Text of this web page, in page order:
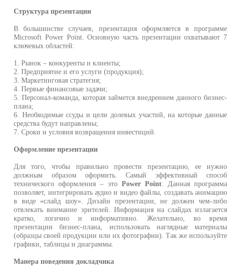
Структура презентации
В большинстве случаев, презентация оформляется в программе
Microsoft Power Point. Основную часть презентации охватывают 7
ключевых областей:
1. Рынок – конкуренты и клиенты;
2. Предприятие и его услуги (продукция);
3. Маркетинговая стратегия;
4. Первые финансовые задачи;
5. Персонал-команда, которая займется внедрением данного бизнес-
плана;
6. Необходимые ссуды и цели долевых участий, на которые данные
средства будут направлены;
7. Сроки и условия возвращения инвестиций.
Оформление презентации
Для того, чтобы правильно провести презентацию, ее нужно
должным образом оформить. Самый эффективный способ
технического оформления – это Power Point. Данная программа
позволяет, интегрировать аудио и видео файлы, создавать анимацию
в виде «слайд шоу». Дизайн презентации, не должен чем-либо
отвлекать внимание зрителей. Информация на слайдах излагается
кратко, логично и информативно. Желательно, во время
презентации бизнес-плана, использовать наглядные материалы
(образцы своей продукции или их фотографии). Так же используйте
графики, таблицы и диаграммы.
Манера поведения докладчика